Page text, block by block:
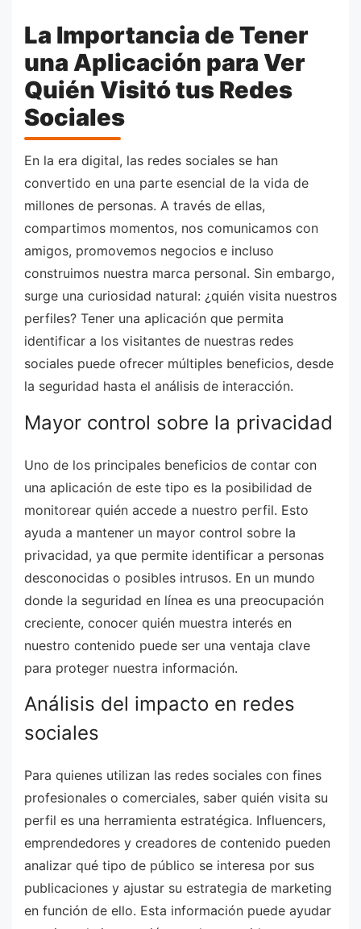
La Importancia de Tener
una Aplicación para Ver
Quién Visitó tus Redes
Sociales
En la era digital, las redes sociales se han
convertido en una parte esencial de la vida de
millones de personas. A través de ellas,
compartimos momentos, nos comunicamos con
amigos, promovemos negocios e incluso
construimos nuestra marca personal. Sin embargo,
surge una curiosidad natural: ¿quién visita nuestros
perfiles? Tener una aplicación que permita
identificar a los visitantes de nuestras redes
sociales puede ofrecer múltiples beneficios, desde
la seguridad hasta el análisis de interacción.
Mayor control sobre la privacidad
Uno de los principales beneficios de contar con
una aplicación de este tipo es la posibilidad de
monitorear quién accede a nuestro perfil. Esto
ayuda a mantener un mayor control sobre la
privacidad, ya que permite identificar a personas
desconocidas o posibles intrusos. En un mundo
donde la seguridad en línea es una preocupación
creciente, conocer quién muestra interés en
nuestro contenido puede ser una ventaja clave
para proteger nuestra información.
Análisis del impacto en redes
sociales
Para quienes utilizan las redes sociales con fines
profesionales o comerciales, saber quién visita su
perfil es una herramienta estratégica. Influencers,
emprendedores y creadores de contenido pueden
analizar qué tipo de público se interesa por sus
publicaciones y ajustar su estrategia de marketing
en función de ello. Esta información puede ayudar